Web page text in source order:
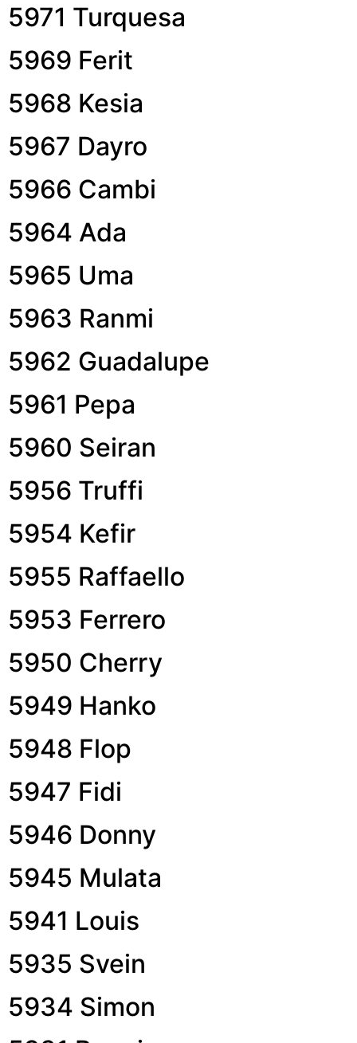
5971 Turquesa
5969 Ferit
5968 Kesia
5967 Dayro
5966 Cambi
5964 Ada
5965 Uma
5963 Ranmi
5962 Guadalupe
5961 Pepa
5960 Seiran
5956 Truffi
5954 Kefir
5955 Raffaello
5953 Ferrero
5950 Cherry
5949 Hanko
5948 Flop
5947 Fidi
5946 Donny
5945 Mulata
5941 Louis
5935 Svein
5934 Simon